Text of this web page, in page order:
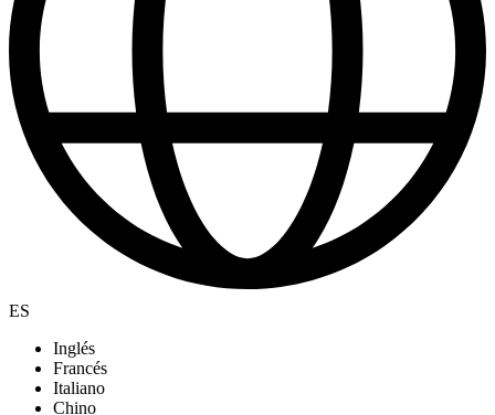
ES
Inglés
Francés
Italiano
Chino